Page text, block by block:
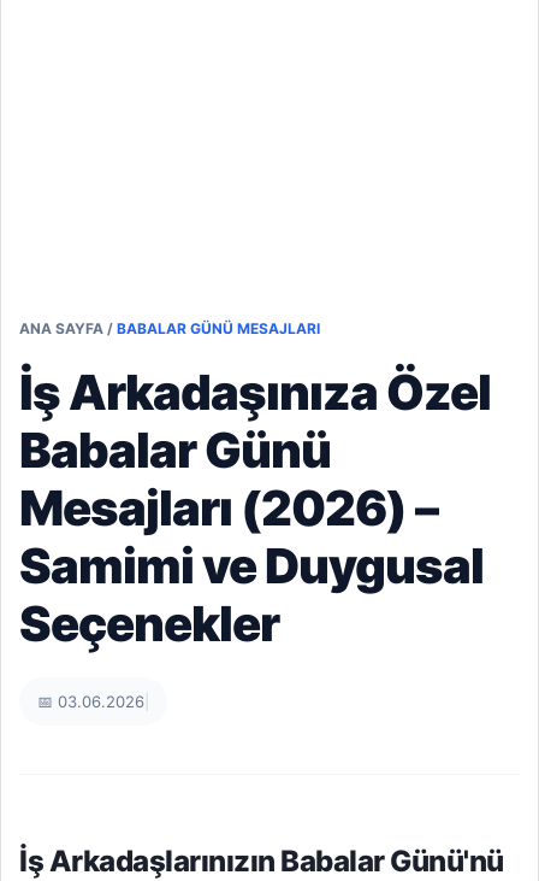
ANA SAYFA / BABALAR GÜNÜ MESAJLARI
İş Arkadaşınıza Özel
Babalar Günü
Mesajları (2026) –
Samimi ve Duygusal
Seçenekler
📅 03.06.2026
İş Arkadaşlarınızın Babalar Günü'nü